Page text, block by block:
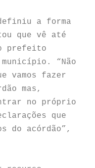
a forma
que vê até
prefeito
“Não
vamos fazer
mas,
no próprio
que
do acórdão”,